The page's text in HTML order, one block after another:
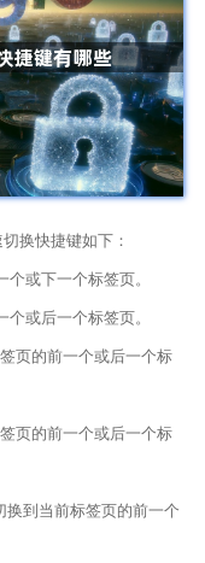
换快捷键如下：
或下一个标签页。
或后一个标签页。
页的前一个或后一个标
页的前一个或后一个标
到当前标签页的前一个